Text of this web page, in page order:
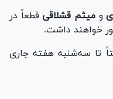
ومیثم قشلاقی قطعاً در
خواهند داشت.
تا سه‌شنبه هفته جاری